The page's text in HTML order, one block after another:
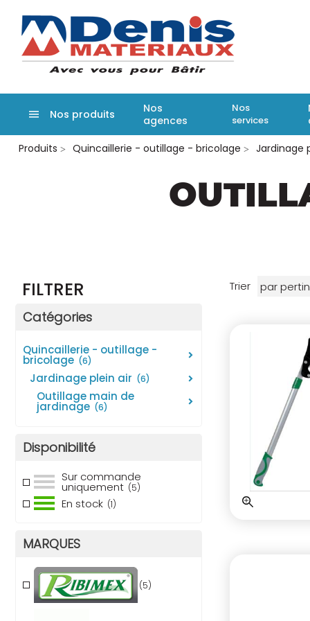
Aller
Nos produits
Nos
agences
Nos
services
Produits
Quincaillerie - outillage - bricolage Jardinage
FILTRER
Catégories
quincaillerie - outillage -
bricolage (6)
jardinage plein air (6)
outillage main de
jardinage (6)
Disponibilité
Sur commande
uniquement (5)
En stock (1)
MARQUES
(5)
Trier